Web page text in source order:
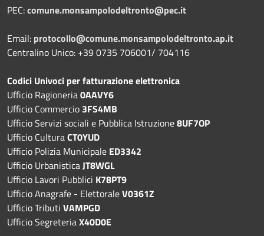
PEC:comune.monsampolodeltronto@pec.it
Email: protocollo@comune.monsampolodeltronto.ap.it
Centralino Unico: +39 0735 706001/ 704116
Codici Univoci per fatturazione elettronica
Ufficio Ragioneria0AAVY6
Ufficio Commercio 3FS4MB
Ufficio Servizi sociali e Pubblica Istruzione8UF7OP
Ufficio CulturaCT0YUD
Ufficio Polizia Municipale ED3342
Ufficio UrbanisticaJT8WGL
Ufficio Lavori Pubblici K78PT9
Ufficio Anagrafe - ElettoraleV0361Z
Ufficio Tributi VAMPGD
Ufficio SegreteriaX40D0E